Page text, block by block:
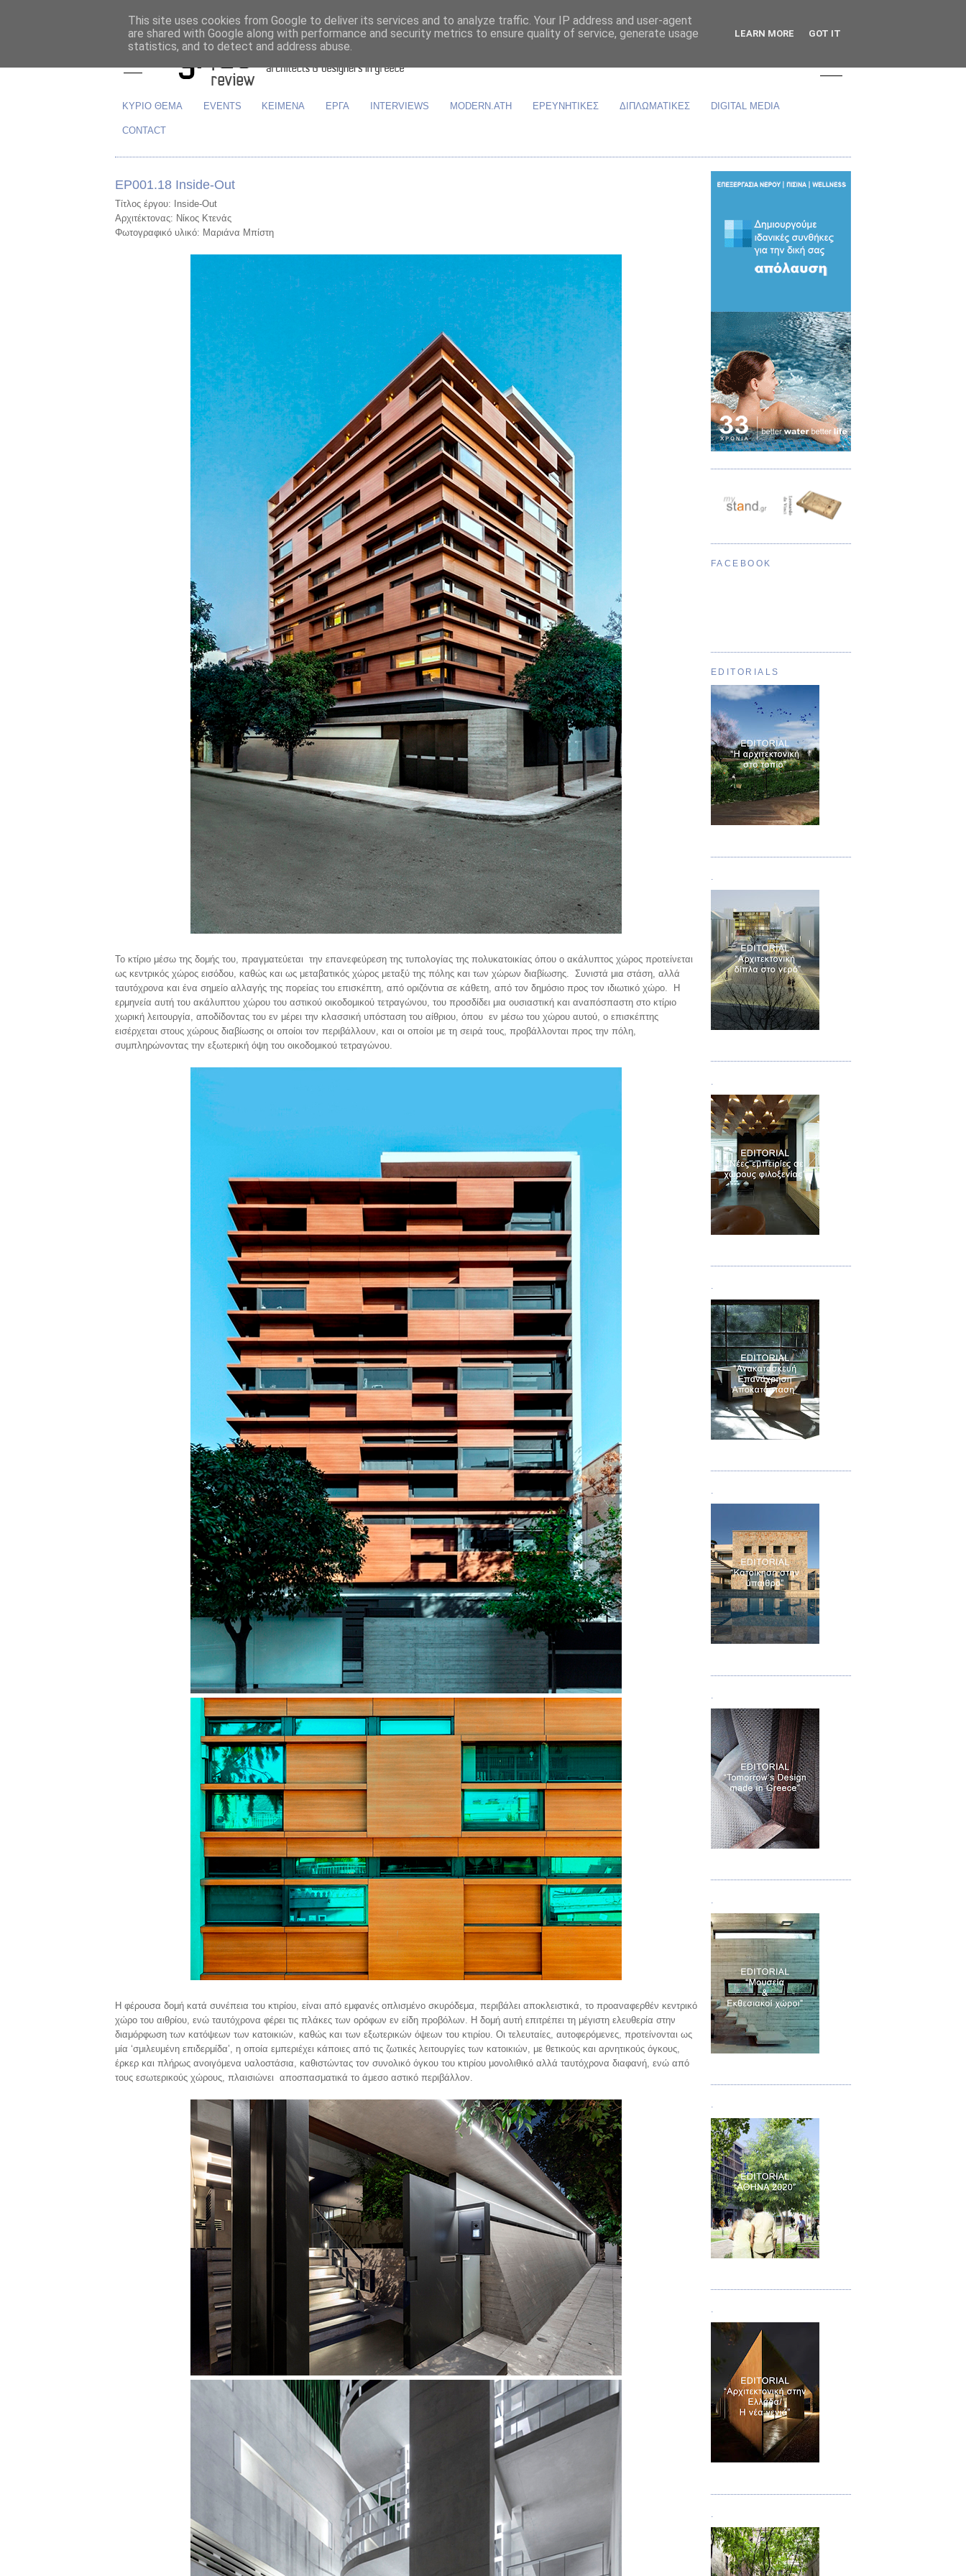
ΚΥΡΙΟ ΘΕΜΑ EVENTS ΚΕΙΜΕΝΑ ΕΡΓΑ INTERVIEWS MODERN.ATH ΕΡΕΥΝΗΤΙΚΕΣ ΔΙΠΛΩΜΑΤΙΚΕΣ DIGITAL MEDIA
CONTACT
ΕΡ001.18 Inside-Out
Τίτλος έργου: Inside-Out
Αρχιτέκτονας: Νίκος Κτενάς
Φωτογραφικό υλικό: Μαριάνα Μπίστη
Το κτίριο μέσω της δομής του, πραγματεύεται την επανεφεύρεση της τυπολογίας της πολυκατοικίας όπου ο ακάλυπτος χώρος προτείνεται
ως κεντρικός χώρος εισόδου, καθώς και ως μεταβατικός χώρος μεταξύ της πόλης και των χώρων διαβίωσης. Συνιστά μια στάση, αλλά
ταυτόχρονα και ένα σημείο αλλαγής της πορείας του επισκέπτη, από οριζόντια σε κάθετη, από τον δημόσιο προς τον ιδιωτικό χώρο. Η
ερμηνεία αυτή του ακάλυπτου χώρου του αστικού οικοδομικού τετραγώνου, του προσδίδει μια ουσιαστική και αναπόσπαστη στο κτίριο
χωρική λειτουργία, αποδίδοντας του εν μέρει την κλασσική υπόσταση του αίθριου, όπου εν μέσω του χώρου αυτού, ο επισκέπτης
εισέρχεται στους χώρους διαβίωσης οι οποίοι τον περιβάλλουν, και οι οποίοι με τη σειρά τους, προβάλλονται προς την πόλη,
συμπληρώνοντας την εξωτερική όψη του οικοδομικού τετραγώνου.
Η φέρουσα δομή κατά συνέπεια του κτιρίου, είναι από εμφανές οπλισμένο σκυρόδεμα, περιβάλει αποκλειστικά, το προαναφερθέν κεντρικό
χώρο του αιθρίου, ενώ ταυτόχρονα φέρει τις πλάκες των ορόφων εν είδη προβόλων. Η δομή αυτή επιτρέπει τη μέγιστη ελευθερία στην
διαμόρφωση των κατόψεων των κατοικιών, καθώς και των εξωτερικών όψεων του κτιρίου. Οι τελευταίες, αυτοφερόμενες, προτείνονται ως
μία ‘σμιλευμένη επιδερμίδα’, η οποία εμπεριέχει κάποιες από τις ζωτικές λειτουργίες των κατοικιών, με θετικούς και αρνητικούς όγκους,
έρκερ και πλήρως ανοιγόμενα υαλοστάσια, καθιστώντας τον συνολικό όγκου του κτιρίου μονολιθικό αλλά ταυτόχρονα διαφανή, ενώ από
τους εσωτερικούς χώρους, πλαισιώνει αποσπασματικά το άμεσο αστικό περιβάλλον.
FACEBOOK
EDITORIALS
.
.
.
.
.
.
.
This site uses cookies from Google to deliver its services and to analyze traffic. Your IP address and user-agent
are shared with Google along with performance and security metrics to ensure quality of service, generate usage
statistics, and to detect and address abuse.
LEARN MORE GOT IT